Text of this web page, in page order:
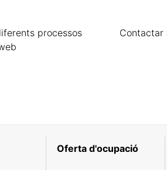
processos
Contactar
Oferta d'ocupació